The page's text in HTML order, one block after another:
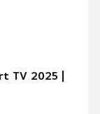
TV 2025 |